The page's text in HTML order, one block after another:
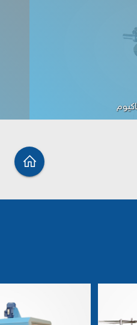
سطل يدوية